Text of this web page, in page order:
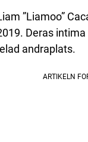
”Liamoo”
Deras
andraplats.